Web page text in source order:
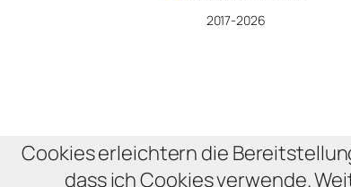
2017-2026
Cookies erleichtern die
dass ich Cookies verwende.